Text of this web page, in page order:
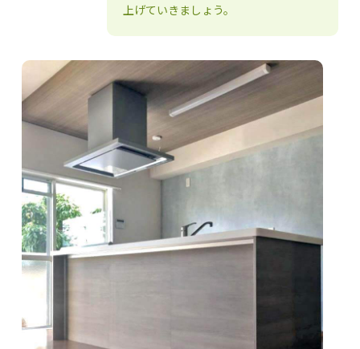
上げていきましょう。